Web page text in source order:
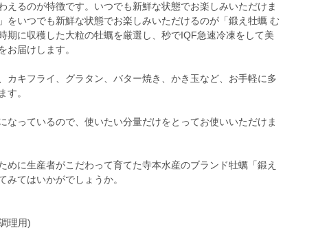
えるのが特徴です。いつでも新鮮な状態でお楽しみいただけま
をいつでも新鮮な状態でお楽しみいただけるのが「鍛え牡蠣 む
期に収穫した大粒の牡蠣を厳選し、秒でIQF急速冷凍をして美
お届けします。
カキフライ、グラタン、バター焼き、かき玉など、お手軽に多
す。
なっているので、使いたい分量だけをとってお使いいただけま
めに生産者がこだわって育てた寺本水産のブランド牡蠣「鍛え
みてはいかがでしょうか。
理用)